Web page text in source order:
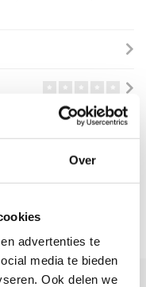
Over
advertenties te
media te bieden
Ook delen we